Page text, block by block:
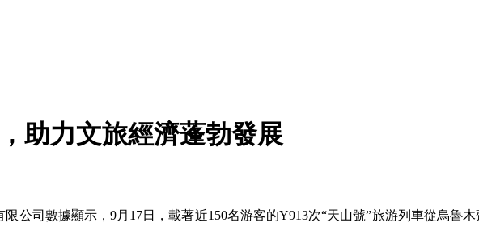
助力文旅經濟蓬勃發展
公司數據顯示，9月17日，載著近150名游客的Y913次“天山號”旅游列車從烏魯